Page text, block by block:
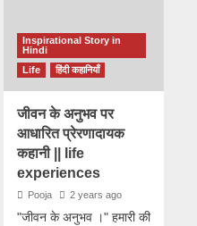
Inspirational Story in
Hindi
Life
हिंदी कहानियाँ
जीवन के अनुभव पर
आधारित प्रेरणादायक
कहानी || life
experiences
Pooja 2 years ago
"जीवन के अनुभव ।" हमारी की